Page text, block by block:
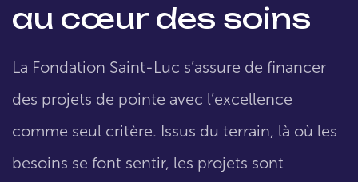
au cœur des soins
La Fondation Saint-Luc s’assure de financer
des projets de pointe avec l’excellence
comme seul critère. Issus du terrain, là où les
besoins se font sentir, les projets sont